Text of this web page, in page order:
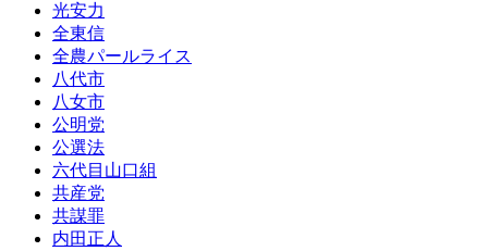
光安力
全東信
全農パールライス
八代市
八女市
公明党
公選法
六代目山口組
共産党
共謀罪
内田正人